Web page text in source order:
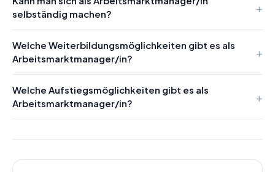
selbständig machen?
Welche Weiterbildungsmöglichkeiten gibt es als
Arbeitsmarktmanager/in?
Welche Aufstiegsmöglichkeiten gibt es als
Arbeitsmarktmanager/in?